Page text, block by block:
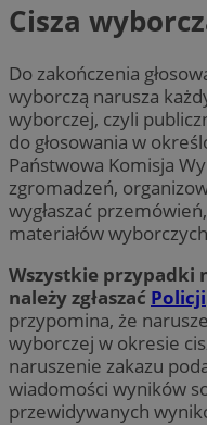
Cisza
Do zakończenia
wyborczą narusza
wyborczej, czyli
do głosowania w
Państwowa Komisja
zgromadzeń,
wygłaszać
materiałów
Wszystkie przypadki
należy zgłaszać Policji
przypomina, że
wyborczej w okresie
naruszenie zakazu
wiadomości wyników
przewidywanych